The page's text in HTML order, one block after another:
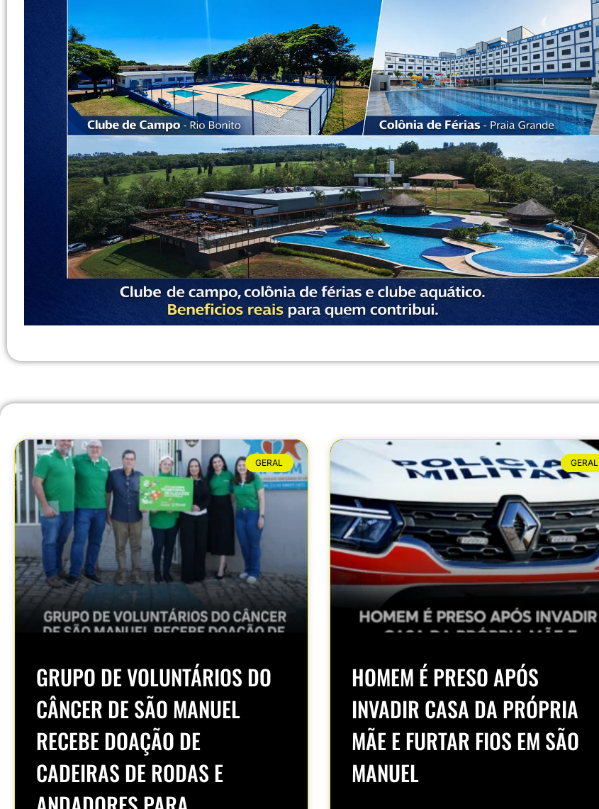
GERAL
GRUPO DE VOLUNTÁRIOS DO
CÂNCER DE SÃO MANUEL
RECEBE DOAÇÃO DE
CADEIRAS DE RODAS E
GERAL
HOMEM É PRESO APÓS
INVADIR CASA DA PRÓPRIA
MÃE E FURTAR FIOS EM SÃO
MANUEL